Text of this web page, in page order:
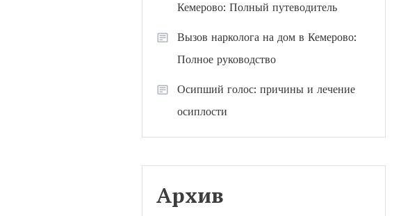
Кемерово: Полный путеводитель
Вызов нарколога на дом в Кемерово:
Полное руководство
Осипший голос: причины и лечение
осиплости
Архив